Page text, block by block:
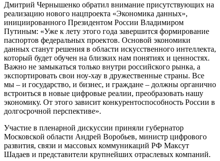
Дмитрий Чернышенко обратил внимание присутствующих на
реализацию нового нацпроекта «Экономика данных»,
инициированного Президентом России Владимиром
Путиным: «Уже к лету этого года завершится формирование
паспортов федеральных проектов. Основой экономики
данных станут решения в области искусственного интеллекта,
который будет обучен на близких нам понятиях и ценностях.
Важно не замыкаться только внутри российского рынка, а
экспортировать свои ноу-хау в дружественные страны. Все
мы – и государство, и бизнес, и граждане – должны органично
встроиться в новые цифровые реалии, преобразовать нашу
экономику. От этого зависит конкурентоспособность России в
долгосрочной перспективе».
Участие в пленарной дискуссии приняли губернатор
Московской области Андрей Воробьев, министр цифрового
развития, связи и массовых коммуникаций РФ Максут
Шадаев и представители крупнейших отраслевых компаний.